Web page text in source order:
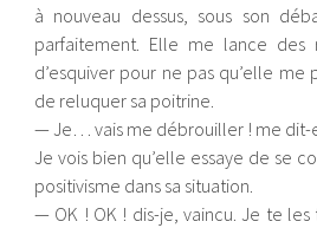
à nouveau dessus, sous son
parfaitement. Elle me lance
d’esquiver pour ne pas qu’elle
de reluquer sa poitrine.
— Je… vais me débrouiller ! me dit-
Je vois bien qu’elle essaye de se
positivisme dans sa situation.
— OK ! OK ! dis-je, vaincu. Je te les